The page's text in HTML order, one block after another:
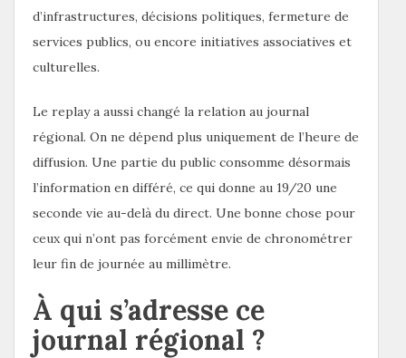
d’infrastructures, décisions politiques, fermeture de
services publics, ou encore initiatives associatives et
culturelles.
Le replay a aussi changé la relation au journal
régional. On ne dépend plus uniquement de l’heure de
diffusion. Une partie du public consomme désormais
l’information en différé, ce qui donne au 19/20 une
seconde vie au-delà du direct. Une bonne chose pour
ceux qui n’ont pas forcément envie de chronométrer
leur fin de journée au millimètre.
À qui s’adresse ce
journal régional ?